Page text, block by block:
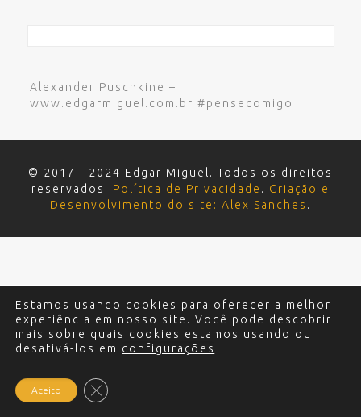
Alexander Puschkine –
www.edgarmiguel.com.br #pensecomigo
© 2017 - 2024 Edgar Miguel. Todos os direitos
reservados. Política de Privacidade . Criação e
Desenvolvimento do site: Alex Sanches .
Estamos usando cookies para oferecer a melhor
experiência em nosso site. Você pode descobrir
mais sobre quais cookies estamos usando ou
desativá-los em configurações .
Aceito Close GDPR Cookie Banner